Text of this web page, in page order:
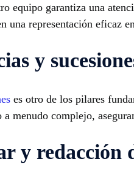
equipo garantiza una
una representación
y
es otro de los pilares
menudo complejo,
y redacción